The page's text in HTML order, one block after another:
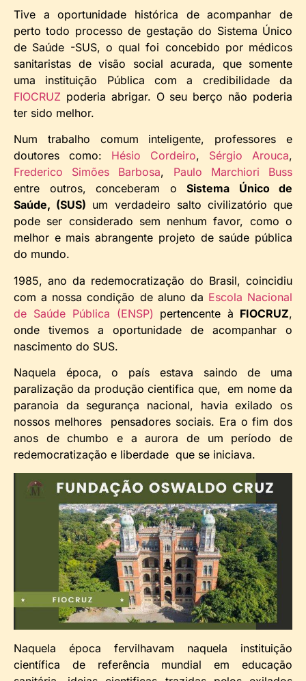
Tive a oportunidade histórica de acompanhar de
perto todo processo de gestação do Sistema Único
de Saúde -SUS, o qual foi concebido por médicos
sanitaristas de visão social acurada, que somente
uma instituição Pública com a credibilidade da
FIOCRUZ poderia abrigar. O seu berço não poderia
ter sido melhor.
Num trabalho comum inteligente, professores e
doutores como: Hésio Cordeiro, Sérgio Arouca,
Frederico Simões Barbosa, Paulo Marchiori Buss
entre outros, conceberam o Sistema Único de
Saúde, (SUS) um verdadeiro salto civilizatório que
pode ser considerado sem nenhum favor, como o
melhor e mais abrangente projeto de saúde pública
do mundo.
1985, ano da redemocratização do Brasil, coincidiu
com a nossa condição de aluno da Escola Nacional
de Saúde Pública (ENSP) pertencente à FIOCRUZ,
onde tivemos a oportunidade de acompanhar o
nascimento do SUS.
Naquela época, o país estava saindo de uma
paralização da produção cientifica que, em nome da
paranoia da segurança nacional, havia exilado os
nossos melhores pensadores sociais. Era o fim dos
anos de chumbo e a aurora de um período de
redemocratização e liberdade que se iniciava.
Naquela época fervilhavam naquela instituição
científica de referência mundial em educação